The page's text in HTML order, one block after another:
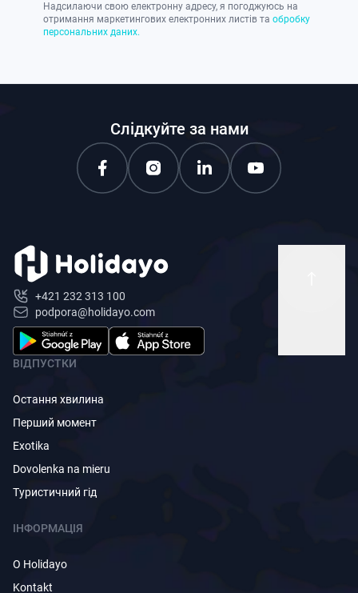
Надсилаючи свою електронну адресу, я погоджуюсь на
отримання маркетингових електронних листів та обробку
персональних даних.
Слідкуйте за нами
+421 232 313 100
podpora@holidayo.com
ВІДПУСТКИ
Остання хвилина
Перший момент
Exotika
Dovolenka na mieru
Туристичний гід
ІНФОРМАЦІЯ
O Holidayo
Kontakt